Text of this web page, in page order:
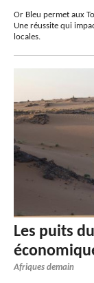
Or Bleu permet aux
Une réussite qui
locales.
Les puits
Afriques demain